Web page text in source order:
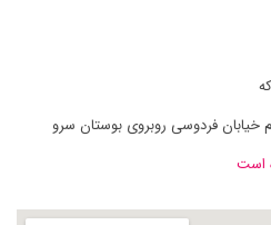
خیابان فردوسی روبروی بوستان سرو
است